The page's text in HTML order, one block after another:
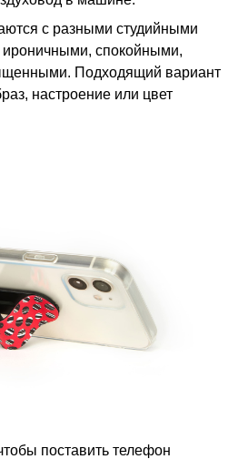
с разными студийными
спокойными,
Подходящий вариант
настроение или цвет
поставить телефон